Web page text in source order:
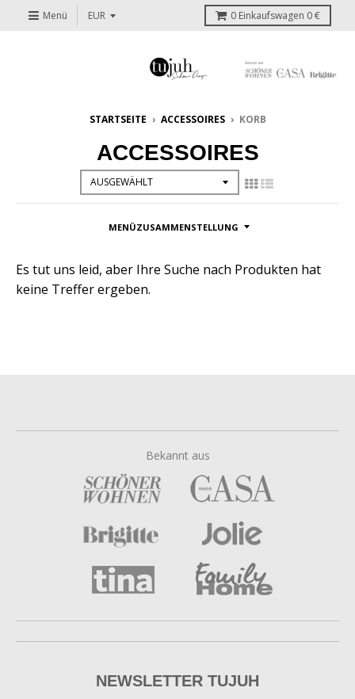
Menü 0 Einkaufswagen 0 €
STARTSEITE › ACCESSOIRES › KORB
ACCESSOIRES
MENÜZUSAMMENSTELLUNG
Es tut uns leid, aber Ihre Suche nach Produkten hat
keine Treffer ergeben.
Bekannt aus
NEWSLETTER TUJUH